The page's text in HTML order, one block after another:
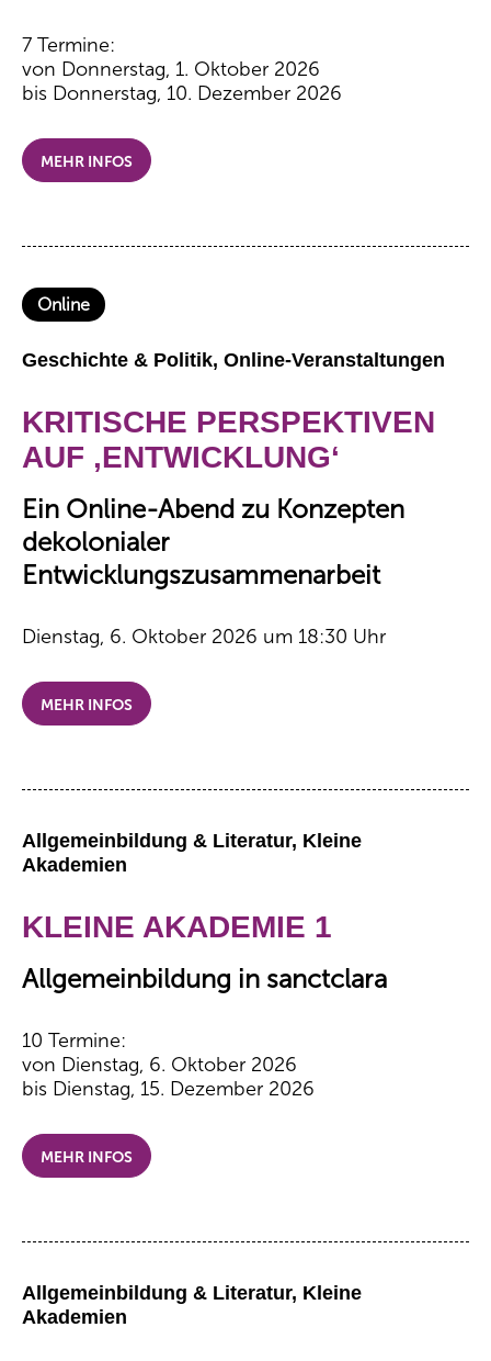
7 Termine:
von Donnerstag, 1. Oktober 2026
bis Donnerstag, 10. Dezember 2026
MEHR INFOS
Online
Geschichte & Politik, Online-Veranstaltungen
KRITISCHE PERSPEKTIVEN
AUF ‚ENTWICKLUNG‘
Ein Online-Abend zu Konzepten
dekolonialer
Entwicklungszusammenarbeit
Dienstag, 6. Oktober 2026 um 18:30 Uhr
MEHR INFOS
Allgemeinbildung & Literatur, Kleine
Akademien
KLEINE AKADEMIE 1
Allgemeinbildung in sanctclara
10 Termine:
von Dienstag, 6. Oktober 2026
bis Dienstag, 15. Dezember 2026
MEHR INFOS
Allgemeinbildung & Literatur, Kleine
Akademien